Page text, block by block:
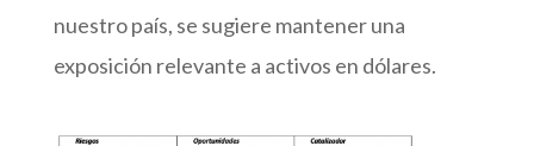
nuestro país, se sugiere mantener una
exposición relevante a activos en dólares.